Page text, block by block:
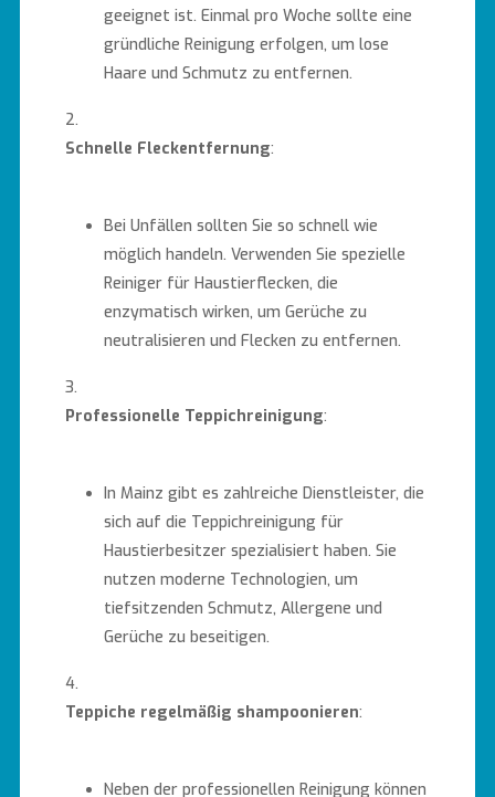
geeignet ist. Einmal pro Woche sollte eine
gründliche Reinigung erfolgen, um lose
Haare und Schmutz zu entfernen.
Schnelle Fleckentfernung:
Bei Unfällen sollten Sie so schnell wie
möglich handeln. Verwenden Sie spezielle
Reiniger für Haustierflecken, die
enzymatisch wirken, um Gerüche zu
neutralisieren und Flecken zu entfernen.
Professionelle Teppichreinigung:
In Mainz gibt es zahlreiche Dienstleister, die
sich auf die Teppichreinigung für
Haustierbesitzer spezialisiert haben. Sie
nutzen moderne Technologien, um
tiefsitzenden Schmutz, Allergene und
Gerüche zu beseitigen.
Teppiche regelmäßig shampoonieren:
Neben der professionellen Reinigung können